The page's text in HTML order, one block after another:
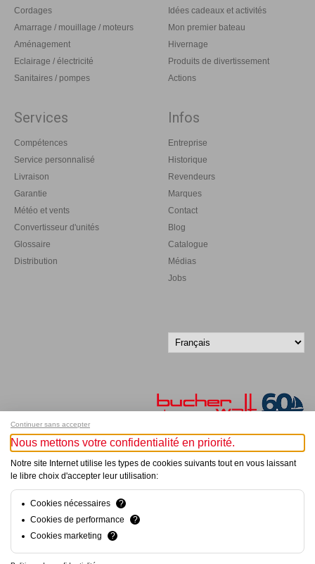
Cordages
Amarrage / mouillage / moteurs
Aménagement
Eclairage / électricité
Sanitaires / pompes
Idées cadeaux et activités
Mon premier bateau
Hivernage
Produits de divertissement
Actions
Services
Compétences
Service personnalisé
Livraison
Garantie
Météo et vents
Convertisseur d'unités
Glossaire
Distribution
Infos
Entreprise
Historique
Revendeurs
Marques
Contact
Blog
Catalogue
Médias
Jobs
Inscrivez-vous à notre newsletter !
© Bucher+Walt 2011-2026
Tous droits réservés - Informations non contractuelles
hsolutions.ch
Continuer sans accepter
Nous mettons votre confidentialité en priorité.
Notre site Internet utilise les types de cookies suivants tout en vous laissant
le libre choix d'accepter leur utilisation:
Cookies nécessaires
?
Cookies de performance
?
Cookies marketing
?